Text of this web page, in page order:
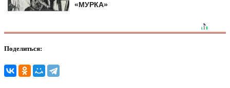
«МУРКА»
Поделиться: